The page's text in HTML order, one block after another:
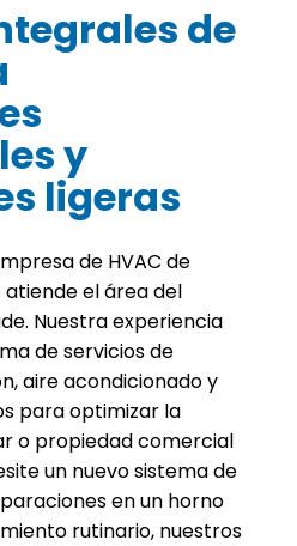
de
y
ligeras
de HVAC de
el área del
Nuestra experiencia
de servicios de
aire acondicionado y
para optimizar la
o propiedad comercial
un nuevo sistema de
en un horno
rutinario, nuestros